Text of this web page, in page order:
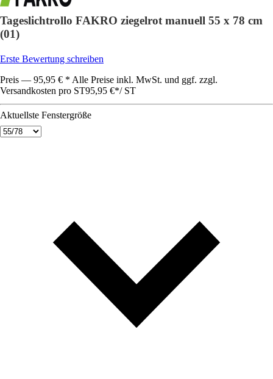
Tageslichtrollo FAKRO ziegelrot manuell 55 x 78 cm
(01)
Erste Bewertung schreiben
Preis — 95,95 € * Alle Preise inkl. MwSt. und ggf. zzgl.
Versandkosten pro ST95,95 €*/ ST
Aktuellste Fenstergröße